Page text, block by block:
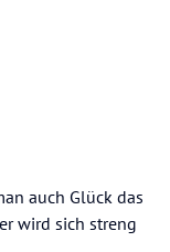
auch Glück das
wird sich streng